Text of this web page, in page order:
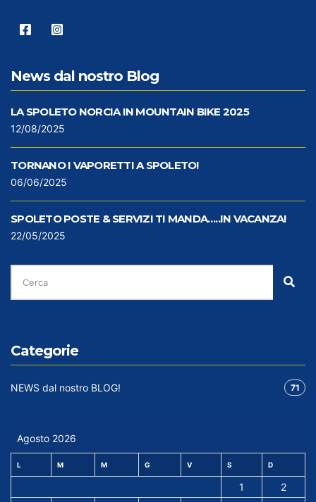
News dal nostro Blog
LA SPOLETO NORCIA IN MOUNTAIN BIKE 2025
12/08/2025
TORNANO I VAPORETTI A SPOLETO!
06/06/2025
SPOLETO POSTE & SERVIZI TI MANDA…..IN VACANZA!
22/05/2025
CERCA
PER:
Categorie
NEWS dal nostro BLOG! 71
Agosto 2026
L M M G V S D
1
2